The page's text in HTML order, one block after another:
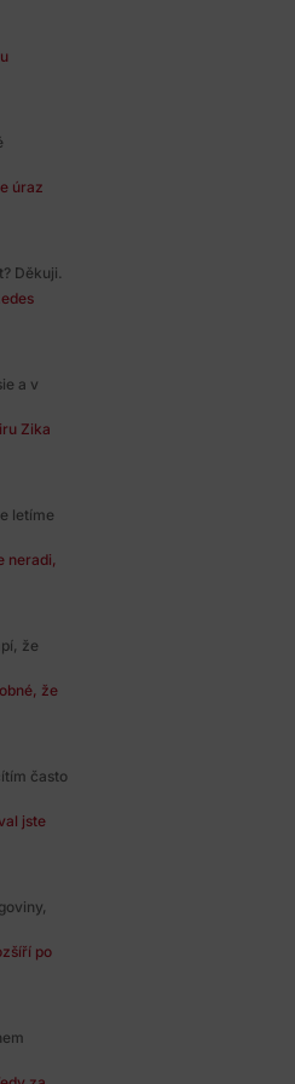
úraz
Děkuji.
a v
Zika
letíme
neradi,
že
že
často
jste
po